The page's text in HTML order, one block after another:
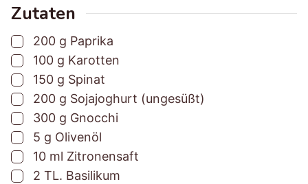
u
n
g
s
z
e
i
t
u
n
g
s
z
e
i
t
e
i
t
Zutaten
▢
200 g Paprika
▢
100 g Karotten
▢
150 g Spinat
▢
200 g Sojajoghurt (ungesüßt)
▢
300 g Gnocchi
▢
5 g Olivenöl
▢
10 ml Zitronensaft
▢
2 TL. Basilikum